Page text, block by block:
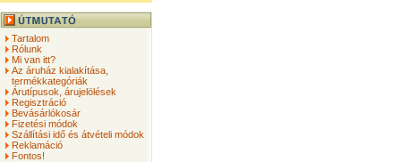
Tartalom
Rólunk
Mi van itt?
Az áruház kialakítása,
termékkategóriák
Árutípusok, árujelölések
Regisztráció
Bevásárlókosár
Fizetési módok
Szállítási idő és átvételi módok
Reklamáció
Fontos!